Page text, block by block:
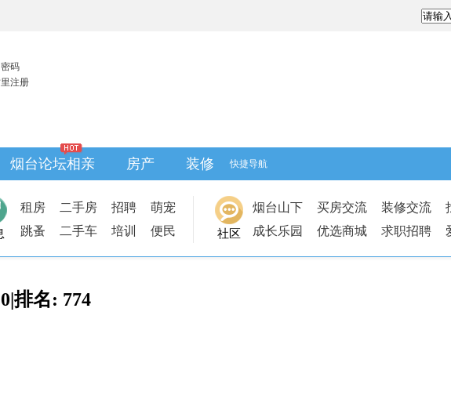
码
注册
烟台论坛相亲 房产 装修 快捷导航
租房 二手房 招聘
萌宠
跳蚤
二手车 培训 便民 社区
烟台山下 买房交流 装修交流
成长乐园
优选商城 求职招聘
|排名: 774